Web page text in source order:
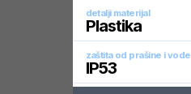
detalji materijal
Plastika
zaštita od prašine i vode
IP53